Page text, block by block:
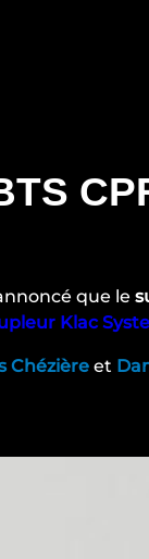
que le
Klac
Chézièreet